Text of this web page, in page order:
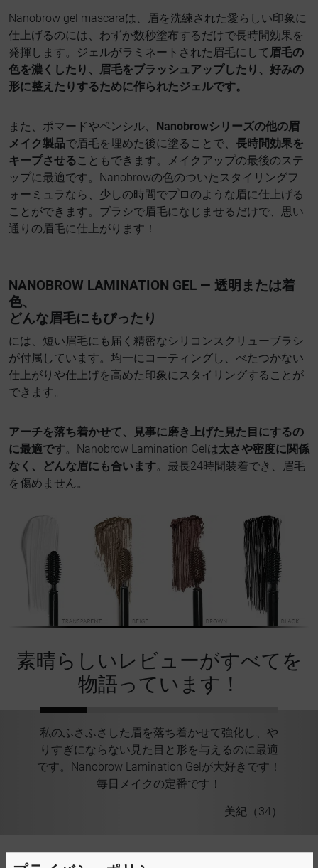
Nanobrow gel mascaraは、眉を洗練された愛らしい印象に
仕上げるのには、わずか数秒塗布するだけで長時間効果を
発揮します。ジェルがラミネートされた眉毛にして眉毛の
色を濃くしたり、眉毛をブラッシュアップしたり、好みの
形に整えたりするために作られたジェルです。
また、ポマードやペンシル、 Nanobrowシリーズの他の眉
メイク製品で眉毛を埋めた後に塗ることで、 長時間効果を
キープさせることもできます。メイクアップの最後のステ
ップに最適です。Nanobrowの色のついたスタイリングフ
ォーミュラなら、少しの時間でプロのような眉に仕上げる
ことができます。ブラシで眉毛になじませるだけで、思い
通りの眉毛に仕上がります！
NANOBROW LAMINATION GEL — 透明または着
色、
どんな眉毛にもぴったり
には、短い眉毛にも届く精密なシリコンスクリューブラシ
が付属しています。均一にコーティングし、べたつかない
仕上がりや仕上げを高めた印象にスタイリングすることが
できます。
アーチを落ち着かせて、見事に磨き上げた見た目にするの
に最適です。Nanobrow Lamination Gelは太さや密度に関係
なく、どんな眉にも合います。最長24時間装着でき、眉毛
を傷めません。
素晴らしいレビューがすべてを
物語っています！
私のふさふさした眉を落ち着かせて強化し、や
りすぎにならない見た目と形を与えるのに最適
です。Nanobrow Lamination Gelが大好きです！
毎日メイクの定番です！
美紀（34）